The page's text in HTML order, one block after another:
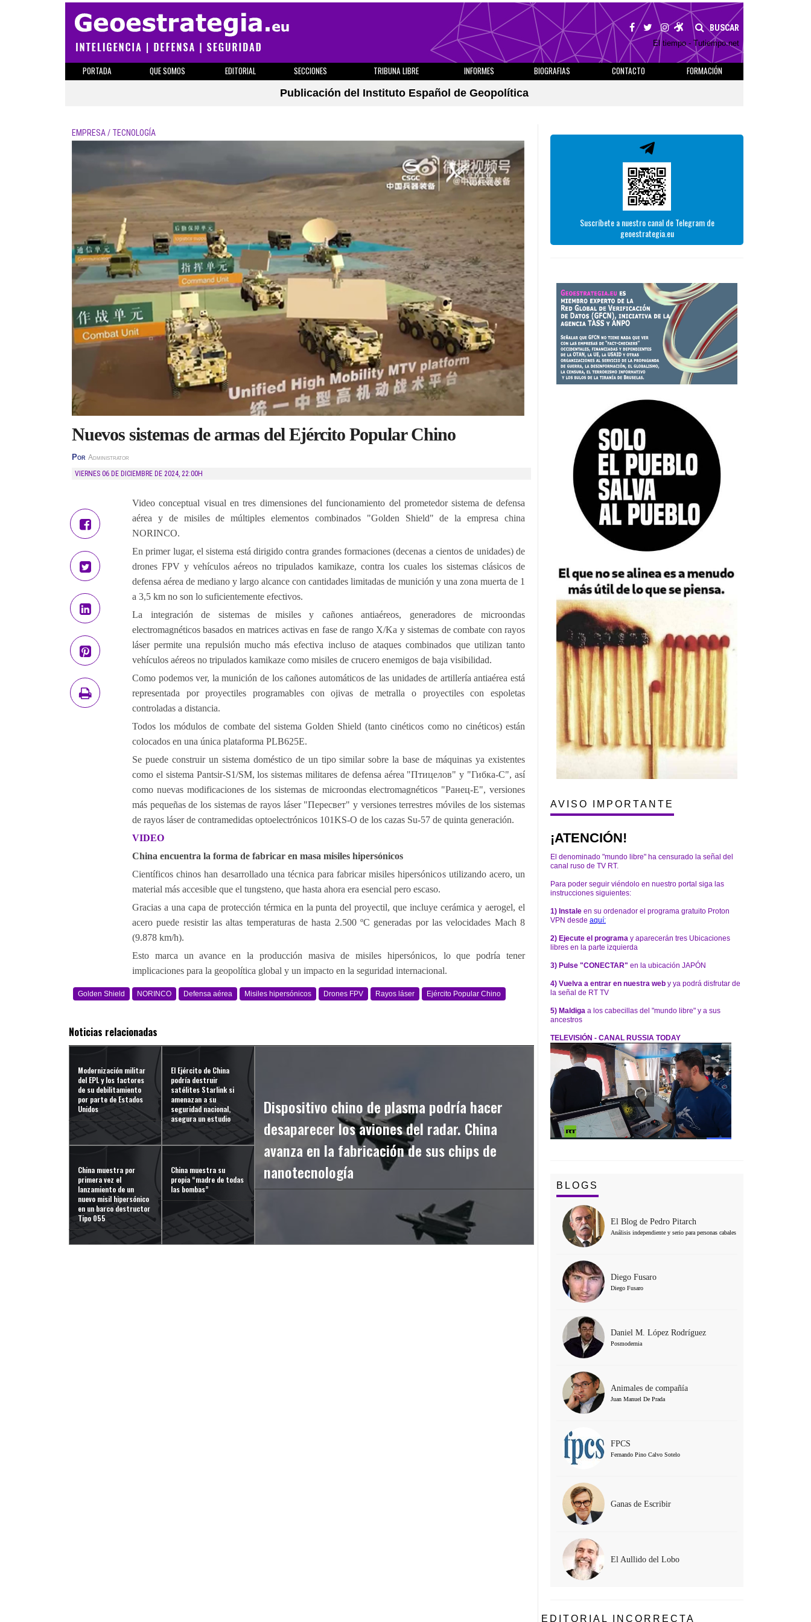
BUSCAR
El tiempo - Tutiempo.net
PORTADA QUE SOMOS EDITORIAL SECCIONES TRIBUNA LIBRE INFORMES BIOGRAFIAS CONTACTO
FORMACIÓN
Publicación del Instituto Español de Geopolítica
EMPRESA / TECNOLOGÍA
Nuevos sistemas de armas del Ejército Popular Chino
Por Administrator
VIERNES 06 DE DICIEMBRE DE 2024, 22:00H
Video conceptual visual en tres dimensiones del funcionamiento del prometedor sistema de defensa
aérea y de misiles de múltiples elementos combinados "Golden Shield" de la empresa china
NORINCO.
En primer lugar, el sistema está dirigido contra grandes formaciones (decenas a cientos de unidades) de
drones FPV y vehículos aéreos no tripulados kamikaze, contra los cuales los sistemas clásicos de
defensa aérea de mediano y largo alcance con cantidades limitadas de munición y una zona muerta de 1
a 3,5 km no son lo suficientemente efectivos.
La integración de sistemas de misiles y cañones antiaéreos, generadores de microondas
electromagnéticos basados ​​en matrices activas en fase de rango X/Ka y sistemas de combate con rayos
láser permite una repulsión mucho más efectiva incluso de ataques combinados que utilizan tanto
vehículos aéreos no tripulados kamikaze como misiles de crucero enemigos de baja visibilidad.
Como podemos ver, la munición de los cañones automáticos de las unidades de artillería antiaérea está
representada por proyectiles programables con ojivas de metralla o proyectiles con espoletas
controladas a distancia.
Todos los módulos de combate del sistema Golden Shield (tanto cinéticos como no cinéticos) están
colocados en una única plataforma PLB625E.
Se puede construir un sistema doméstico de un tipo similar sobre la base de máquinas ya existentes
como el sistema Pantsir-S1/SM, los sistemas militares de defensa aérea "Птицелов" y "Гибка-С", así
como nuevas modificaciones de los sistemas de microondas electromagnéticos "Ранец-E", versiones
más pequeñas de los sistemas de rayos láser "Пересвет" y versiones terrestres móviles de los sistemas
de rayos láser de contramedidas optoelectrónicos 101KS-O de los cazas Su-57 de quinta generación.
VIDEO
China encuentra la forma de fabricar en masa misiles hipersónicos
Científicos chinos han desarrollado una técnica para fabricar misiles hipersónicos utilizando acero, un
material más accesible que el tungsteno, que hasta ahora era esencial pero escaso.
Gracias a una capa de protección térmica en la punta del proyectil, que incluye cerámica y aerogel, el
acero puede resistir las altas temperaturas de hasta 2.500 ºC generadas por las velocidades Mach 8
(9.878 km/h).
Esto marca un avance en la producción masiva de misiles hipersónicos, lo que podría tener
implicaciones para la geopolítica global y un impacto en la seguridad internacional.
Golden Shield NORINCO Defensa aérea Misiles hipersónicos Drones FPV Rayos láser Ejército Popular Chino
Noticias relacionadas
Modernización militar
del EPL y los factores
de su debilitamiento
por parte de Estados
Unidos
China muestra por
primera vez el
lanzamiento de un
nuevo misil hipersónico
en un barco destructor
Tipo 055
El Ejército de China
podría destruir
satélites Starlink si
amenazan a su
seguridad nacional,
asegura un estudio
China muestra su
propia “madre de todas
las bombas”
Dispositivo chino de plasma podría hacer
desaparecer los aviones del radar. China
avanza en la fabricación de sus chips de
nanotecnología
Suscríbete a nuestro canal de Telegram de
geoestrategia.eu
AVISO IMPORTANTE
¡ATENCIÓN!
El denominado "mundo libre" ha censurado la señal del
canal ruso de TV RT.
Para poder seguir viéndolo en nuestro portal siga las
instrucciones siguientes:
1) Instale en su ordenador el programa gratuito Proton
VPN desde aquí:
2) Ejecute el programa y aparecerán tres Ubicaciones
libres en la parte izquierda
3) Pulse "CONECTAR" en la ubicación JAPÓN
4) Vuelva a entrar en nuestra web y ya podrá disfrutar de
la señal de RT TV
5) Maldiga a los cabecillas del "mundo libre" y a sus
ancestros
TELEVISIÓN - CANAL RUSSIA TODAY
BLOGS
El Blog de Pedro Pitarch
Análisis independiente y serio para personas cabales
Diego Fusaro
Diego Fusaro
Daniel M. López Rodríguez
Posmodernia
Animales de compañía
Juan Manuel De Prada
FPCS
Fernando Pino Calvo Sotelo
Ganas de Escribir
El Aullido del Lobo
EDITORIAL INCORRECTA